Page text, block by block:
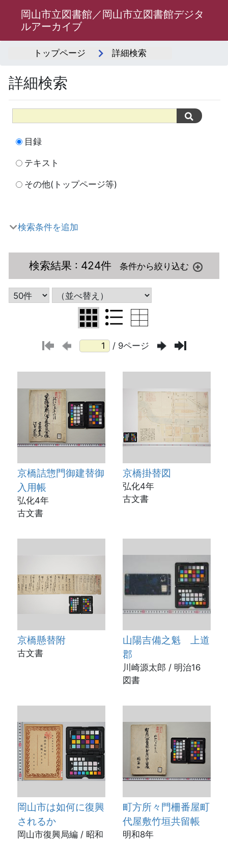
岡山市立図書館／岡山市立図書館デジタ
ルアーカイブ
トップページ 詳細検索
詳細検索
目録
テキスト
その他(トップページ等)
検索条件を追加
検索結果 : 424件
/ 9ページ
京橋詰惣門御建替御
入用帳
弘化4年
古文書
京橋掛替図
弘化4年
古文書
京橋懸替附
古文書
山陽吉備之魁 上道
郡
川崎源太郎 / 明治16
図書
岡山市は如何に復興
されるか
岡山市復興局編 / 昭和
町方所々門柵番屋町
代屋敷竹垣共留帳
明和8年